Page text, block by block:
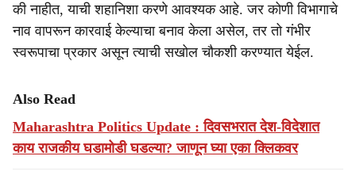
की नाहीत, याची शहानिशा करणे आवश्यक आहे. जर कोणी विभागाचे
नाव वापरून कारवाई केल्याचा बनाव केला असेल, तर तो गंभीर
स्वरूपाचा प्रकार असून त्याची सखोल चौकशी करण्यात येईल.
Also Read
Maharashtra Politics Update : दिवसभरात देश-विदेशात
काय राजकीय घडामोडी घडल्या? जाणून घ्या एका क्लिकवर